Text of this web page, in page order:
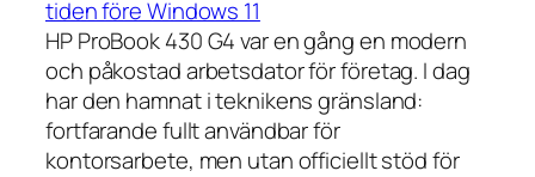
tiden före Windows 11
HP ProBook 430 G4 var en gång en modern
och påkostad arbetsdator för företag. I dag
har den hamnat i teknikens gränsland:
fortfarande fullt användbar för
kontorsarbete, men utan officiellt stöd för